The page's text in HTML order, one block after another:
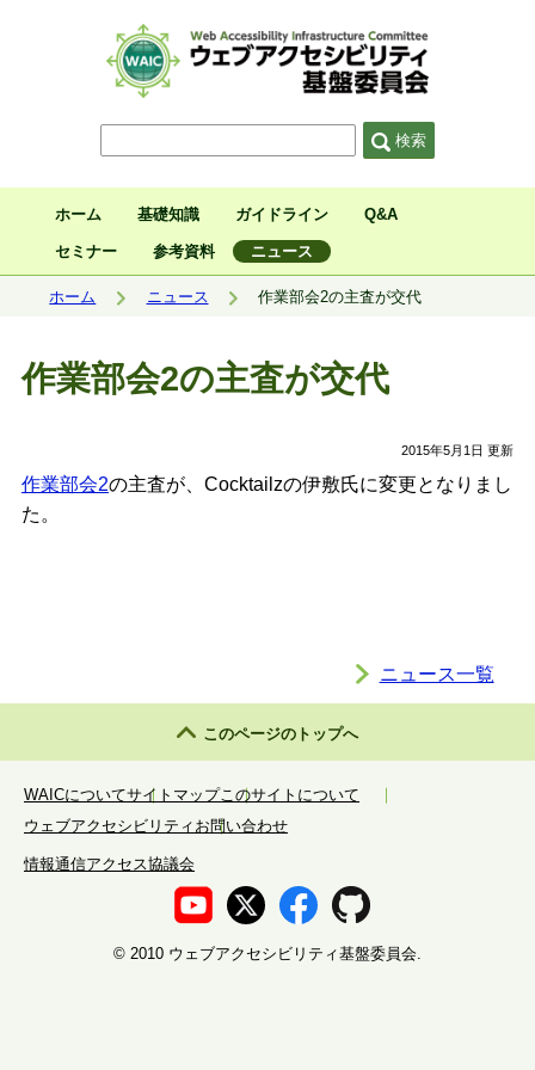
検索
ホーム 基礎知識 ガイドライン Q&A
セミナー 参考資料 ニュース
現在位置:ホーム ニュース 作業部会2の主査が交代
作業部会2の主査が交代
2015年5月1日 更新
作業部会2の主査が、Cocktailzの伊敷氏に変更となりまし
た。
ニュース一覧
このページのトップへ
WAICについてサイトマップこのサイトについて
ウェブアクセシビリティ お問い合わせ
情報通信アクセス協議会
©️ 2010 ウェブアクセシビリティ基盤委員会.